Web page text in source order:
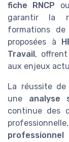
fiche RNCP
garantir la
formations de
proposées à
Travail,
aux enjeux
La réussite
une analyse
continue des
professionnel